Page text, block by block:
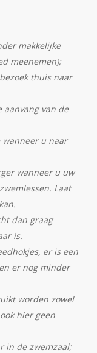
makkelijke
meenemen);
thuis naar
van de
u naar
wanneer u uw
Laat
dan graag
is.
er is een
er nog minder
worden zowel
hier geen
in de zwemzaal;